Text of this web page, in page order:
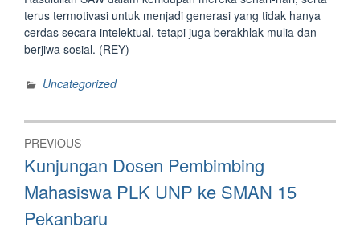
terus termotivasi untuk menjadi generasi yang tidak hanya
cerdas secara intelektual, tetapi juga berakhlak mulia dan
berjiwa sosial. (REY)
Uncategorized
Post
navigation
PREVIOUS
Previous
post:
Kunjungan Dosen Pembimbing
Mahasiswa PLK UNP ke SMAN 15
Pekanbaru